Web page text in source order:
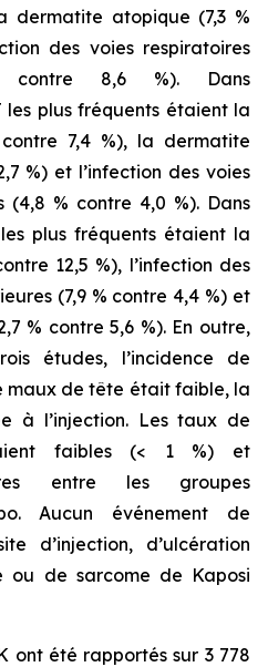
dermatite atopique (7,3 %
des voies respiratoires
contre 8,6 %). Dans
les plus fréquents étaient la
7,4 %), la dermatite
%) et l’infection des voies
(4,8 % contre 4,0 %). Dans
les plus fréquents étaient la
12,5 %), l’infection des
(7,9 % contre 4,4 %) et
% contre 5,6 %). En outre,
études, l’incidence de
maux de tête était faible, la
à l’injection. Les taux de
faibles (< 1 %) et
entre les groupes
Aucun événement de
d’injection, d’ulcération
ou de sarcome de Kaposi
ont été rapportés sur 3 778